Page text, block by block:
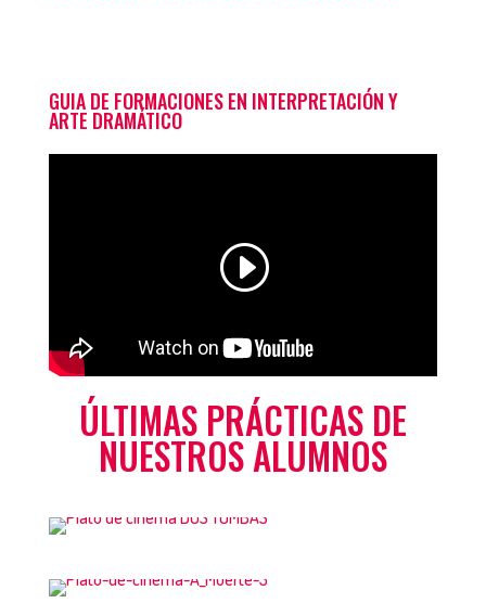
GUIA DE FORMACIONES EN INTERPRETACIÓN Y
ARTE DRAMÁTICO
ÚLTIMAS PRÁCTICAS DE
NUESTROS ALUMNOS